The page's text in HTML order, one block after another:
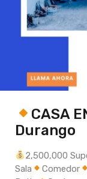
CASA
Durango
2,500,000
Sala
Comedor